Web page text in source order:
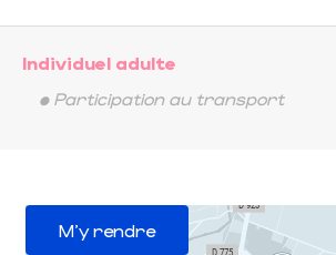
Individuel adulte
• Participation au transport
M'y rendre